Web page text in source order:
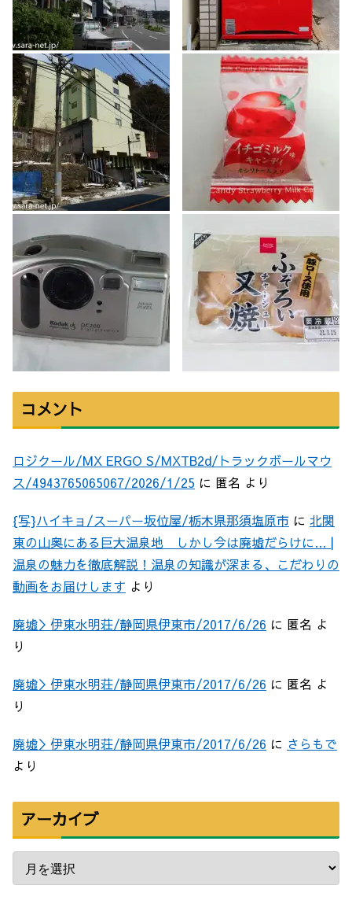
コメント
ロジクール/MX ERGO S/MXTB2d/トラックボールマウ
ス/4943765065067/2026/1/25 に 匿名 より
{写}ハイキョ/スーパー坂位屋/栃木県那須塩原市 に 北関
東の山奥にある巨大温泉地 しかし今は廃墟だらけに… |
温泉の魅力を徹底解説！温泉の知識が深まる、こだわりの
動画をお届けします より
廃墟＞伊東水明荘/静岡県伊東市/2017/6/26 に 匿名 よ
り
廃墟＞伊東水明荘/静岡県伊東市/2017/6/26 に 匿名 よ
り
廃墟＞伊東水明荘/静岡県伊東市/2017/6/26 に さらもで
より
アーカイブ